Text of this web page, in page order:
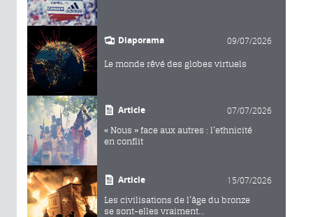
Diaporama 09/07/2026
Le monde rêvé des globes virtuels
Article 07/07/2026
« Nous » face aux autres : l’ethnicité
en conflit
Article 15/07/2026
Les civilisations de l’âge du bronze
se sont-elles vraiment...